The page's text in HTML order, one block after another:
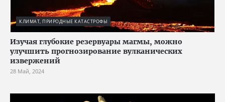
КЛИМАТ, ПРИРОДНЫЕ КАТАСТРОФЫ
Изучая глубокие резервуары магмы, можно
улучшить прогнозирование вулканических
извержений
28 Май, 2024